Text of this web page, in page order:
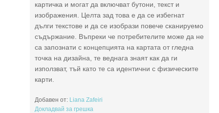
картичка и могат да включват бутони, текст и
изображения. Целта зад това е да се избегнат
дълги текстове и да се изобрази повече сканируемо
съдържание. Въпреки че потребителите може да не
са запознати с концепцията на картата от гледна
точка на дизайна, те веднага знаят как да ги
използват, тъй като те са идентични с физическите
карти.
Добавен от: Liana Zafeiri
Докладвай за грешка